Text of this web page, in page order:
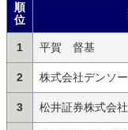
順
位
1 平賀 督基
2 株式会社デンソー
3 松井証券株式会社